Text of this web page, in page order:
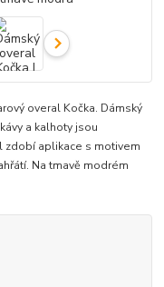
overal Kočka. Dámský
a kalhoty jsou
zdobí aplikace s motivem
Na tmavě modrém